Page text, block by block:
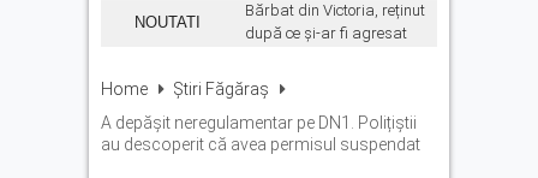
NOUTATI
Bărbat din Victoria, reținut
după ce și-ar fi agresat
Se fac angajări pe șantierul
Makyol DJ104B. Ce se
caută
Home
Știri Făgăraș
A depășit neregulamentar pe DN1. Polițiștii
au descoperit că avea permisul suspendat